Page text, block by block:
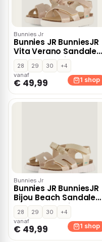
Bunnies Jr
Bunnies JR BunniesJR
Vita Verano Sandalen
roze Synthetisch
28 29 30
+4
vanaf
€ 49,99 1 shop
Bunnies Jr
Bunnies JR BunniesJR
Bijou Beach Sandalen
goud Synthetisch
28 29 30
+4
vanaf
€ 49,99 1 shop